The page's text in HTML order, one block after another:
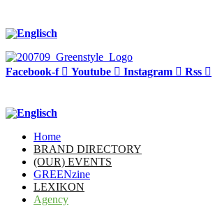
Facebook-f Youtube Instagram Rss
Home
BRAND DIRECTORY
(OUR) EVENTS
GREENzine
LEXIKON
Agency